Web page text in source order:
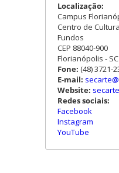
Localização:
Campus
Centro de
Fundos
CEP 88040-900
Florianópolis -
Fone: (48) 3721-
E-mail:
Website:
Redes sociais:
Facebook
Instagram
YouTube